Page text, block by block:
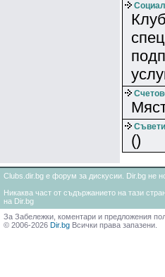
Съвети
()
Clubs.dir.bg е форум за дискусии. Dir.bg не
Никаква част от съдържанието на тази
на Dir.bg
За Забележки, коментари и предложения
© 2006-2026 Dir.bg Всички права запазени.